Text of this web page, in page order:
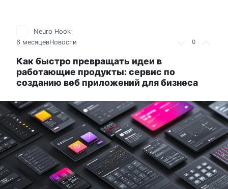
0
Neuro Hook
6 месяцевНовости
Как быстро превращать идеи в
работающие продукты: сервис по
созданию веб приложений для бизнеса